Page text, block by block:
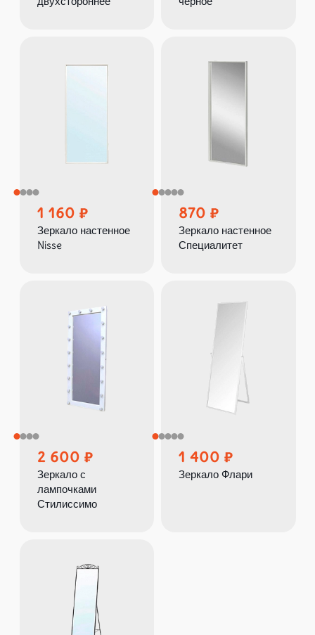
1 160
Зеркало настенное
Nisse
870
Зеркало настенное
Специалитет
2 600
Зеркало с
лампочками
Стилиссимо
1 400
Зеркало Флари